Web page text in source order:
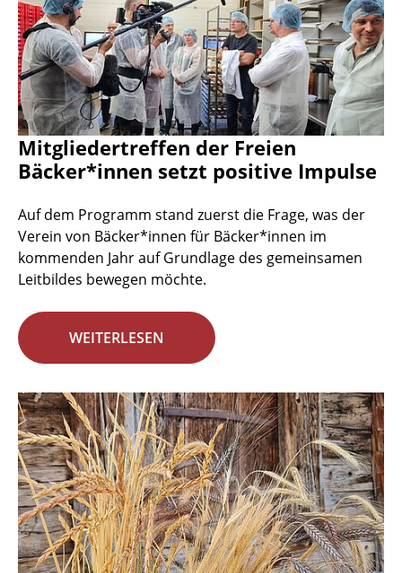
Mitgliedertreffen der Freien
Bäcker*innen setzt positive Impulse
Auf dem Programm stand zuerst die Frage, was der
Verein von Bäcker*innen für Bäcker*innen im
kommenden Jahr auf Grundlage des gemeinsamen
Leitbildes bewegen möchte.
WEITERLESEN